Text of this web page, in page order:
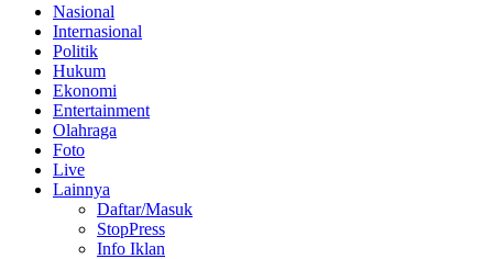
Nasional
Internasional
Politik
Hukum
Ekonomi
Entertainment
Olahraga
Foto
Live
Lainnya
Daftar/Masuk
StopPress
Info Iklan